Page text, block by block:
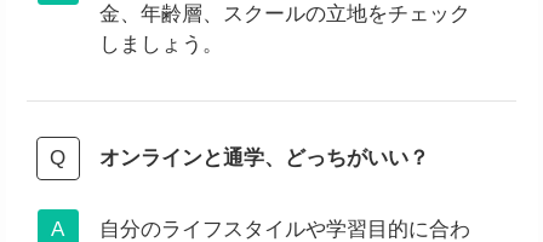
金、年齢層、スクールの立地をチェック
しましょう。
オンラインと通学、どっちがいい？
自分のライフスタイルや学習目的に合わ